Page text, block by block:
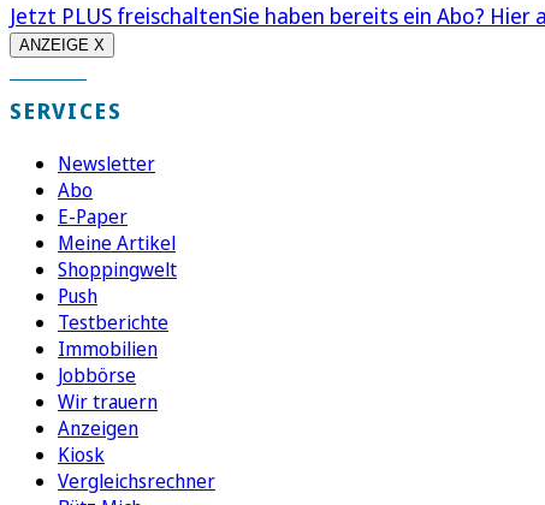
Jetzt PLUS freischaltenSie haben bereits ein Abo? Hier
ANZEIGE X
SERVICES
Newsletter
Abo
E-Paper
Meine Artikel
Shoppingwelt
Push
Testberichte
Immobilien
Jobbörse
Wir trauern
Anzeigen
Kiosk
Vergleichsrechner